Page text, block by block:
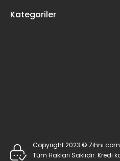
Kategoriler
Copyright 2023 © Zihni.com
Tüm Hakları Saklıdır. Kredi